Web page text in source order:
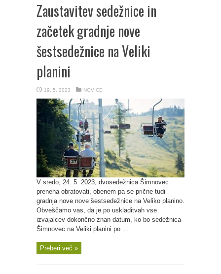
Zaustavitev sedežnice in
začetek gradnje nove
šestsedežnice na Veliki
planini
19. 5. 2023 NOVICE
V sredo, 24. 5. 2023, dvosedežnica Šimnovec
preneha obratovati, obenem pa se prične tudi
gradnja nove nove šestsedežnice na Veliko planino.
Obveščamo vas, da je po uskladitvah vse
izvajalcev dokončno znan datum, ko bo sedežnica
Šimnovec na Veliki planini po ...
Preberi več »